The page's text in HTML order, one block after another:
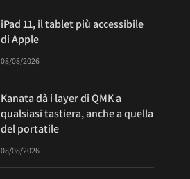
iPad 11, il tablet più accessibile
di Apple
08/08/2026
Kanata dà i layer di QMK a
qualsiasi tastiera, anche a quella
del portatile
08/08/2026